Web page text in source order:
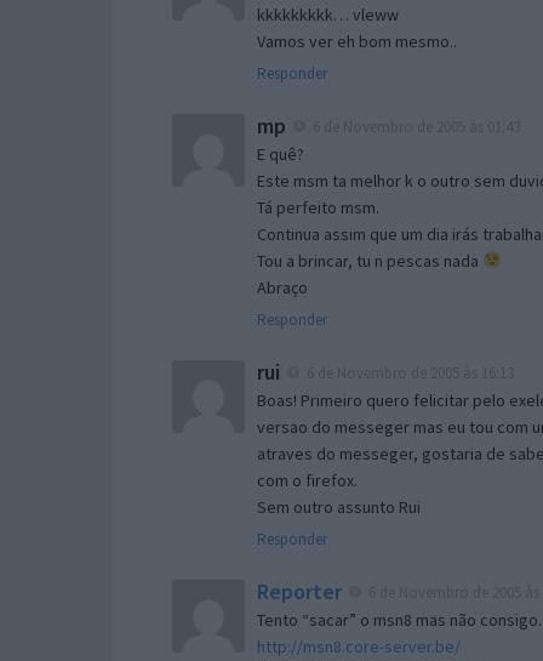
kkkkkkkkk… vleww
Vamos ver eh bom mesmo..
Responder
mp
E quê?
Este msm ta melhor k o outro sem
Tá perfeito msm.
Continua assim que um dia irás
Tou a brincar, tu n pescas nada
Abraço
Responder
rui
Boas! Primeiro quero felicitar pelo
versao do messeger mas eu tou com
atraves do messeger, gostaria de
com o firefox.
Sem outro assunto Rui
Responder
Reporter
Tento “sacar” o msn8 mas não
http://msn8.core-server.be/